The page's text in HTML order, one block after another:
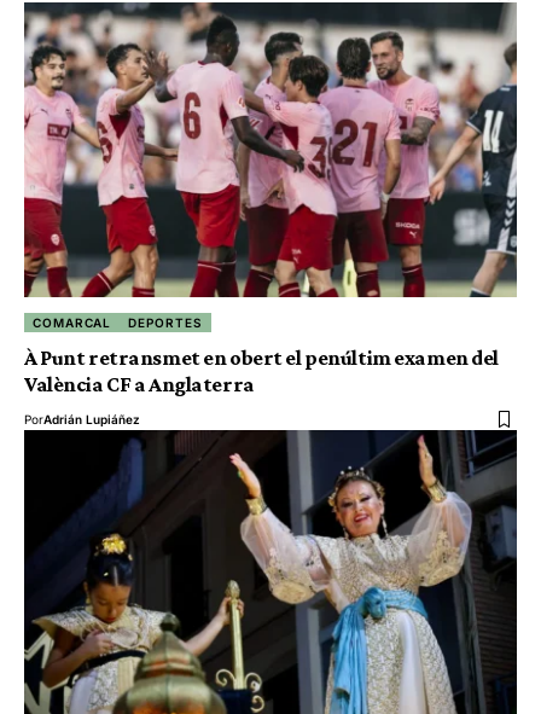
COMARCAL DEPORTES
À Punt retransmet en obert el penúltim examen del
València CF a Anglaterra
PorAdrián Lupiáñez